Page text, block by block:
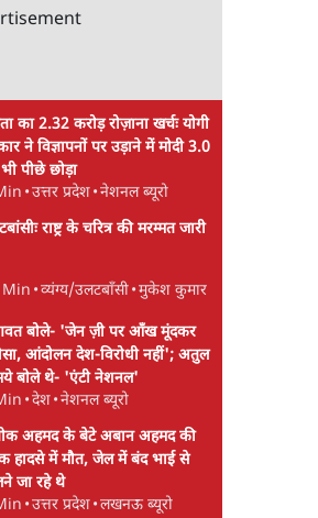
का 2.32 करोड़ रोज़ाना खर्चः योगी
ने विज्ञापनों पर उड़ाने में मोदी 3.0
पीछे छोड़ा
•उत्तर प्रदेश•नेशनल ब्यूरो
राष्ट्र के चरित्र की मरम्मत जारी
Min •व्यंग्य/उलटबाँसी•मुकेश कुमार
बोले- 'जेन ज़ी पर आँख मूंदकर
आंदोलन देश-विरोधी नहीं'; अतुल
बोले थे- 'एंटी नेशनल'
•देश•नेशनल ब्यूरो
अहमद के बेटे अबान अहमद की
हादसे में मौत, जेल में बंद भाई से
जा रहे थे
•उत्तर प्रदेश•लखनऊ ब्यूरो